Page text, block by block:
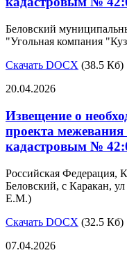
Беловский
"Угольная компания
Скачать DOCX (38.5 Кб)
20.04.2026
Извещение о
проекта межевания
кадастровым №
Российская Федерация,
Беловский, с Каракан,
Е.М.)
Скачать DOCX (32.5 Кб)
07.04.2026